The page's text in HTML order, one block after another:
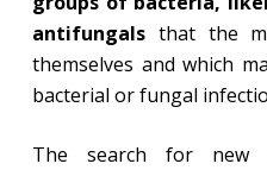
antifungals that the
themselves and which
bacterial or fungal
The search for new